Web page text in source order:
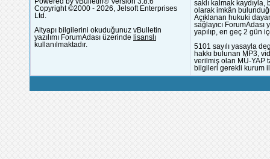
Copyright ©2000 - 2026, Jelsoft Enterprises
Ltd.
Altyapı bilgilerini okuduğunuz vBulletin
yazılımı ForumAdası üzerinde lisanslı
kullanılmaktadır.
saklı kalmak
olarak imkân
Açıklanan hukuki
sağlayıcı
yapılıp, en geç 2 gün
5101 sayılı yasayla
hakkı bulunan MP3,
verilmiş olan MÜ-YAP
bilgileri gerekli kurum